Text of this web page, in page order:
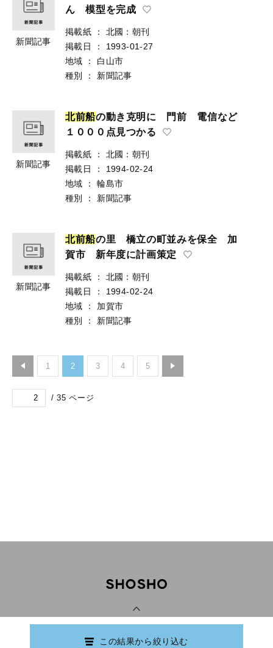
新聞記事
ん 模型を完成
掲載紙 ：
北國：朝刊
掲載日
：
1993-01-27
地域
：
白山市
種別
： 新聞記事
新聞記事
北前船の動き克明に 門前 電信など
１０００点見つかる
掲載紙 ：
北國：朝刊
掲載日
：
1994-02-24
地域
：
輪島市
種別
： 新聞記事
新聞記事
北前船の里 橋立の町並みを保全 加
賀市 新年度に計画策定
掲載紙 ：
北國：朝刊
掲載日
：
1994-02-24
地域
：
加賀市
種別
： 新聞記事
1 2 3 4 5
/ 35 ページ
この結果から絞り込む
Copyright © Ishikawa Prefectural Library.